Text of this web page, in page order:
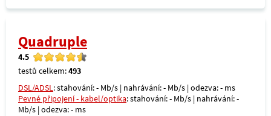
Quadruple
4.5
testů celkem:493
DSL/ADSL: stahování: - Mb/s | nahrávání: - Mb/s | odezva: - ms
Pevné připojení - kabel/optika: stahování: - Mb/s | nahrávání: -
Mb/s | odezva: - ms